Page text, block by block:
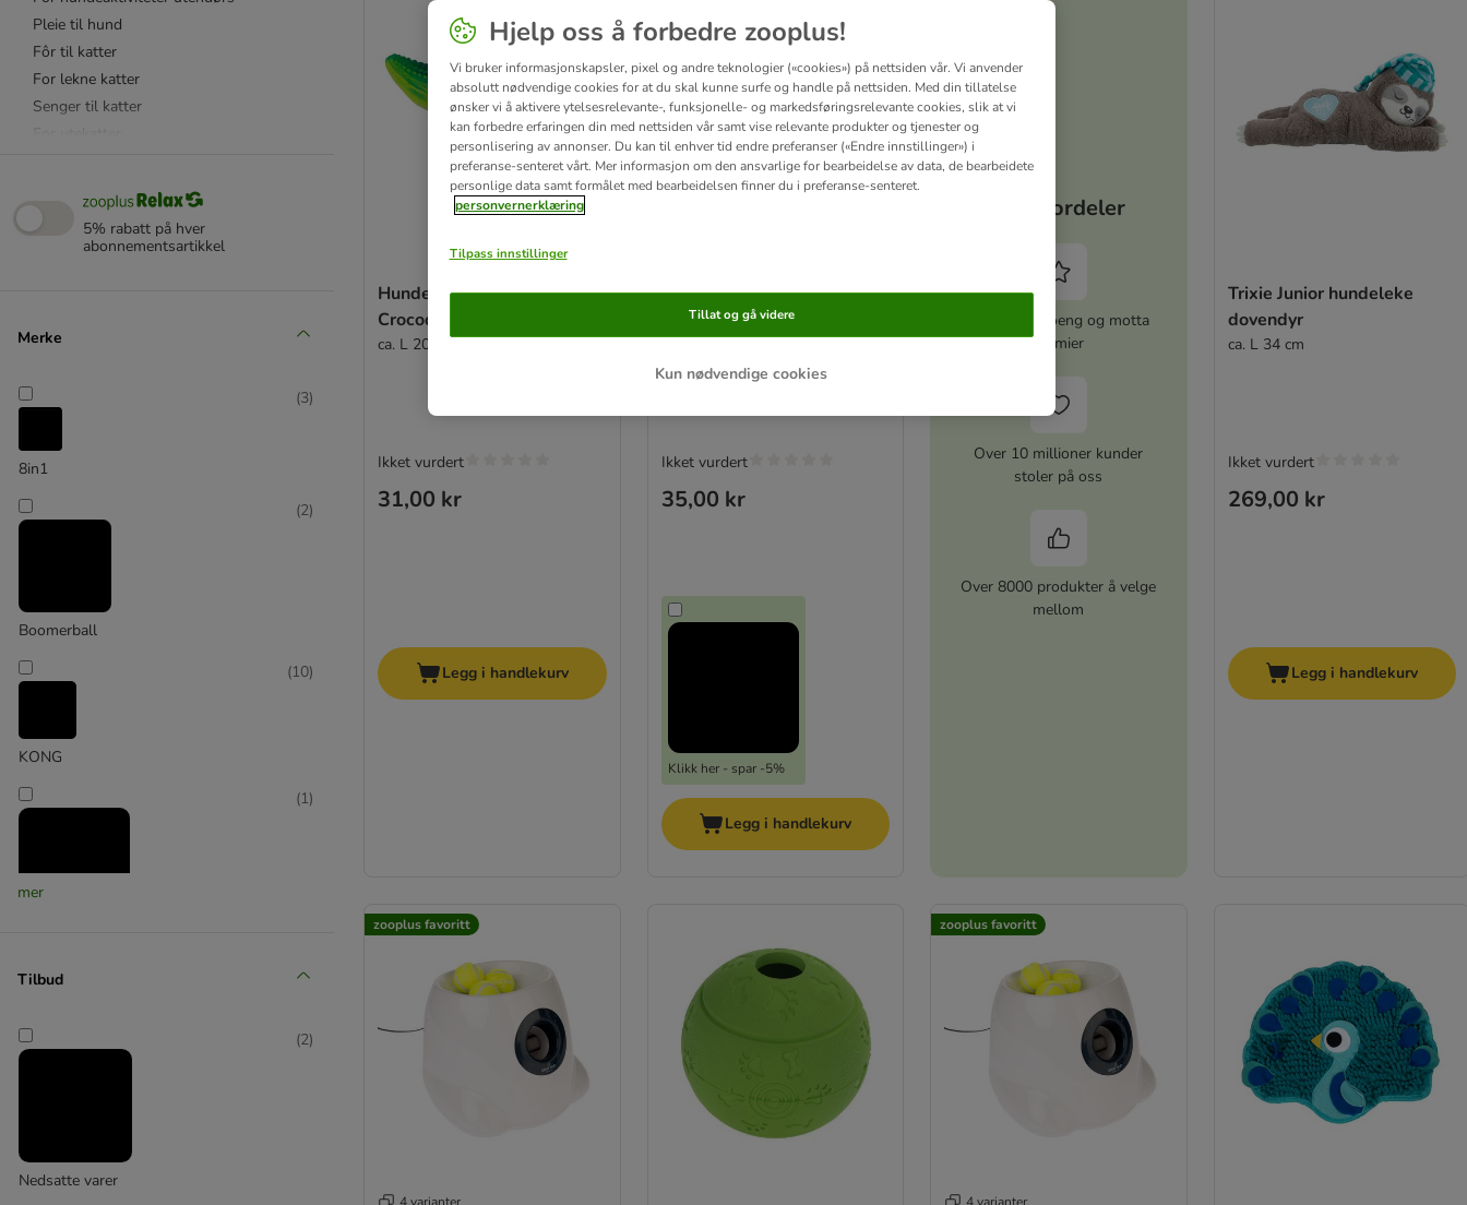
Pleie til hund
Fôr til katter
For lekne katter
Senger til katter
Kloremøbler etc
For andre dyr
Utstyr innendørs til katter
5% rabatt på hver
abonnementsartikkel
Merke
8in1
(3)
Boomerball
(2)
KONG
(10)
(1)
(4)
mer
Tilbud
Nedsatte varer
(2)
Hundeleke lateks
Crocodylus
ca. L 20 x B 6 x H 5 cm
31,00 kr
Ikket vurdert
Legg i handlekurv
TIAKI hundeleke Eli
Corduroy
l 25 x b 15 x h 7 cm
35,00 kr
Klikk her - spar -5%
Ikket vurdert
Legg i handlekurv
Dine fordeler
Samle zooPoeng og motta
premier
Over 10 millioner kunder
stoler på oss
Over 8000 produkter å velge
mellom
Trixie Junior hundeleke
dovendyr
ca. L 34 cm
269,00 kr
Ikket vurdert
Legg i handlekurv
zooplus favoritt zooplus favoritt
Hjelp oss å forbedre zooplus!
Vi bruker informasjonskapsler, pixel og andre teknologier («cookies») på nettsiden vår. Vi anvender
absolutt nødvendige cookies for at du skal kunne surfe og handle på nettsiden. Med din tillatelse
ønsker vi å aktivere ytelsesrelevante-, funksjonelle- og markedsføringsrelevante cookies, slik at vi
kan forbedre erfaringen din med nettsiden vår samt vise relevante produkter og tjenester og
personlisering av annonser. Du kan til enhver tid endre preferanser («Endre innstillinger») i
preferanse-senteret vårt. Mer informasjon om den ansvarlige for bearbeidelse av data, de bearbeidete
personlige data samt formålet med bearbeidelsen finner du i preferanse-senteret.
personvernerklæring
Tilpass innstillinger
Kun nødvendige cookies
Tillat og gå videre